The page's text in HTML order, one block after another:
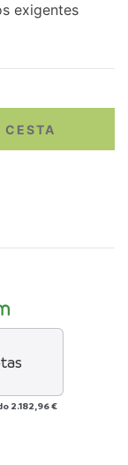
exigentes
CESTA
2.182,96 €